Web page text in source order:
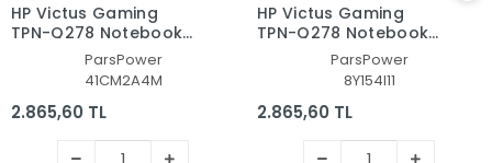
HP Victus Gaming
TPN-Q278 Notebook
Laptop Alt Kasa
ParsPower
41CM2A4M
2.865,60 TL
HP Victus Gaming
TPN-Q278 Notebook
Laptop Alt Kasa
ParsPower
8Y154I11
2.865,60 TL